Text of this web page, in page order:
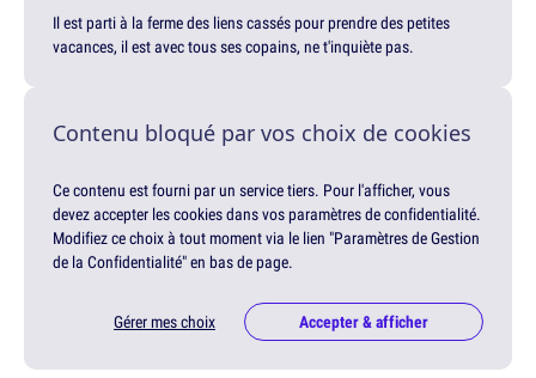
Il est parti à la ferme des liens cassés pour prendre des petites
vacances, il est avec tous ses copains, ne t'inquiète pas.
Contenu bloqué par vos choix de cookies
Ce contenu est fourni par un service tiers. Pour l'afficher, vous
devez accepter les cookies dans vos paramètres de confidentialité.
Modifiez ce choix à tout moment via le lien "Paramètres de Gestion
de la Confidentialité" en bas de page.
Gérer mes choix Accepter & afficher